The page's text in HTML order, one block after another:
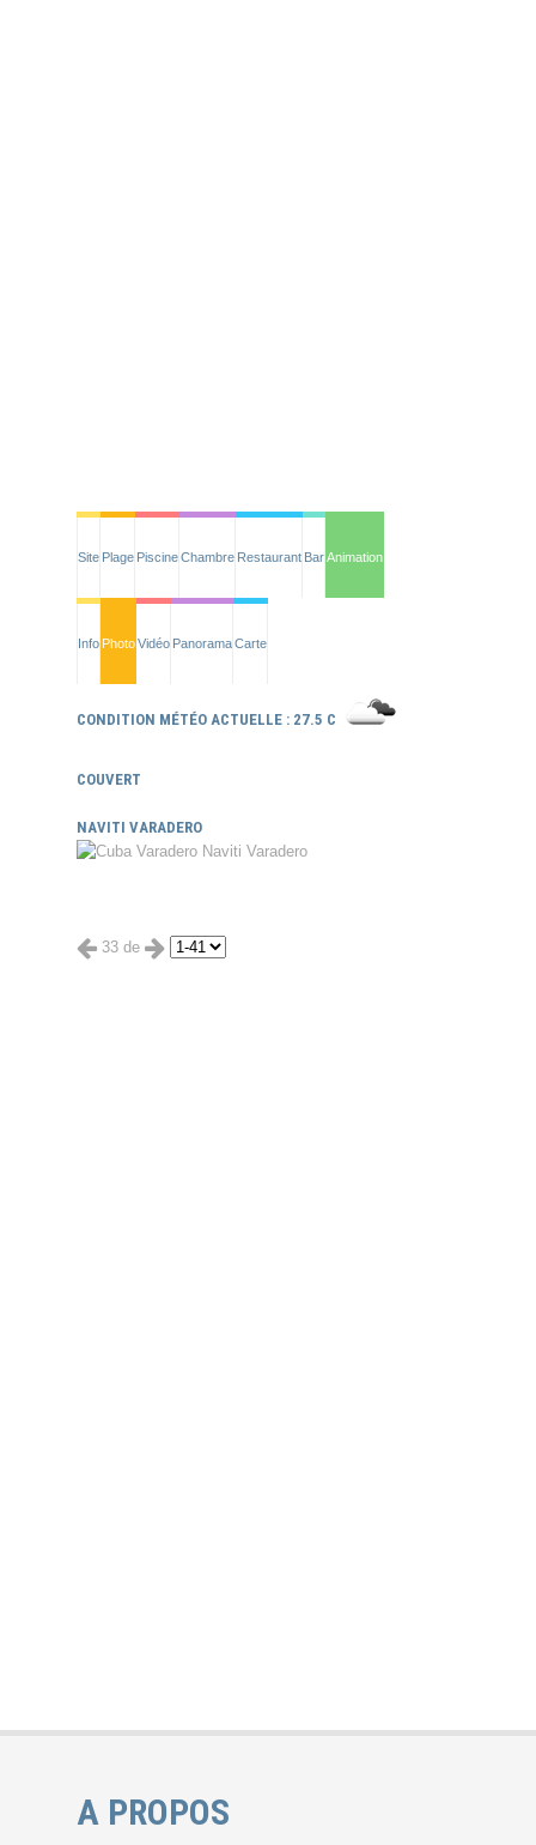
Site Plage PiscineChambre Restaurant BarAnimation
Info PhotoVidéo PanoramaCarte
CONDITION MÉTÉO ACTUELLE : 27.5 C
COUVERT
NAVITI VARADERO
33 de
A PROPOS